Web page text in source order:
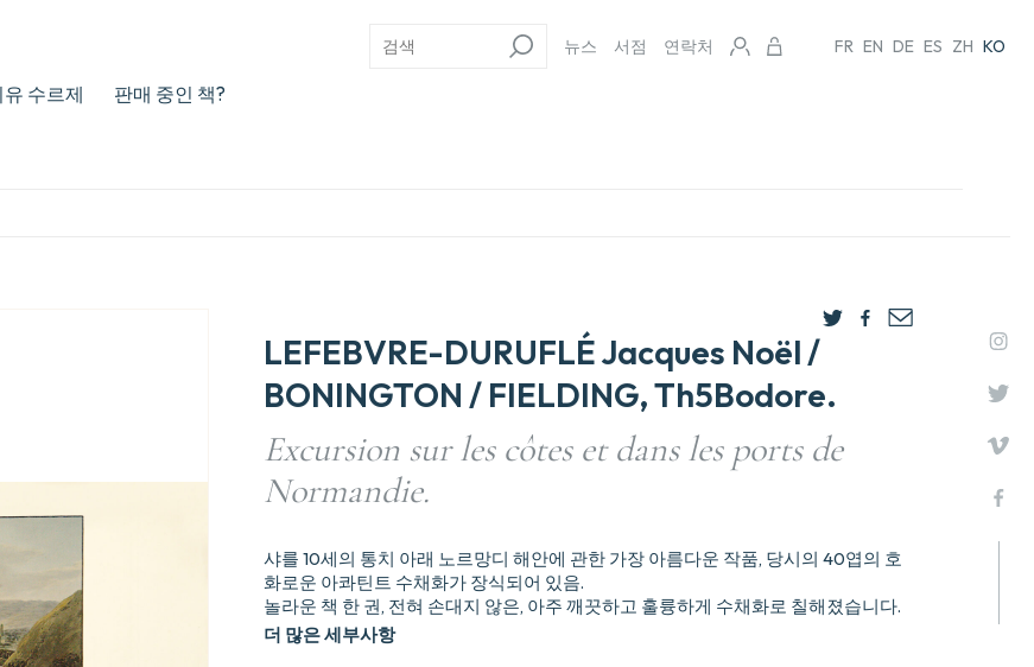
수르제 판매 중인 책?
뉴스 서점 연락처 FR EN DE ES ZH KO
LEFEBVRE-DURUFLÉ Jacques Noël /
BONINGTON / FIELDING, Th5Bodore.
Excursion sur les côtes et dans les ports de
Normandie.
샤를 10세의 통치 아래 노르망디 해안에 관한 가장 아름다운 작품, 당시의 40엽의 호
화로운 아콰틴트 수채화가 장식되어 있음.
놀라운 책 한 권, 전혀 손대지 않은, 아주 깨끗하고 훌륭하게 수채화로 칠해졌습니다.
더 많은 세부사항